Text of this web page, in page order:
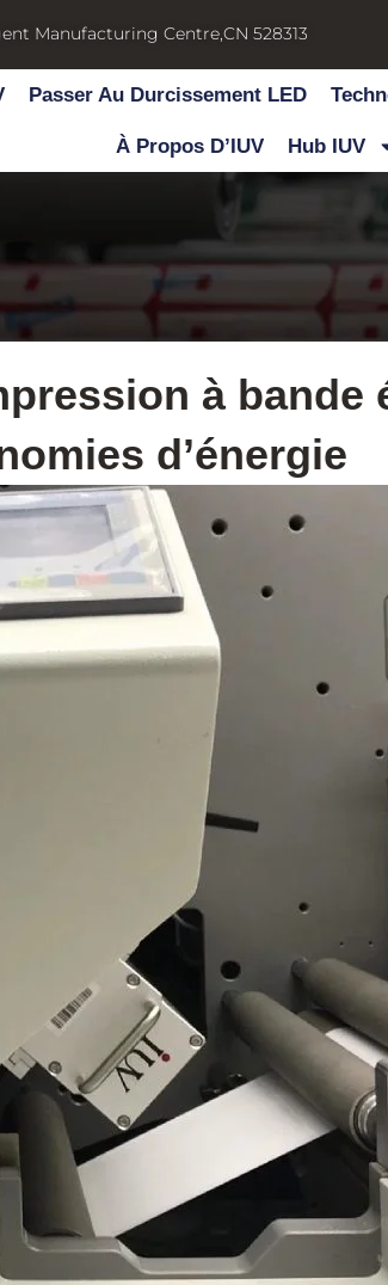
Manufacturing Centre,CN 528313
Passer Au Durcissement LED
À Propos D’IUV Hub IUV
à bande
d’énergie